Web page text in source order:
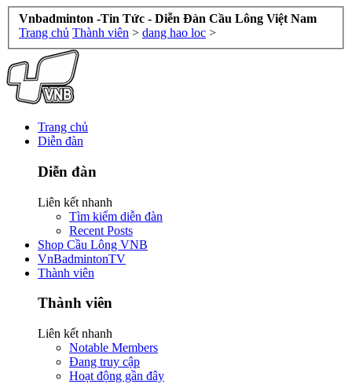
Vnbadminton -Tin Tức - Diễn Đàn Cầu Lông Việt Nam
Trang chủ Thành viên > dang hao loc >
Trang chủ
Diễn đàn
Diễn đàn
Liên kết nhanh
Tìm kiếm diễn đàn
Recent Posts
Shop Cầu Lông VNB
VnBadmintonTV
Thành viên
Thành viên
Liên kết nhanh
Notable Members
Đang truy cập
Hoạt động gần đây